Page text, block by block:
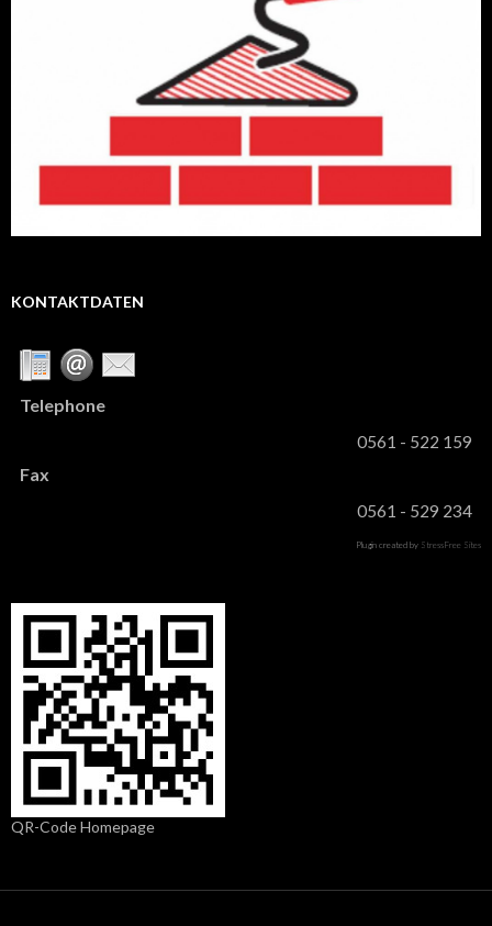
KONTAKTDATEN
Telephone
0561 - 522 159
Fax
0561 - 529 234
Plugin created by StressFree Sites
QR-Code Homepage